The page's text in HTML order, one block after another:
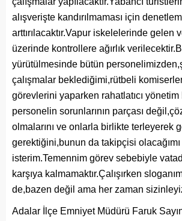
alışverişte kandırılmaması için
arttırılacaktır.Vapur iskelelerinde gelen
üzerinde kontrollere ağırlık
yürütülmesinde bütün
çalışmalar beklediğimi,rütbeli
görevlerini yaparken rahatlatıcı
personelin sorunlarının parçası
olmalarını ve onlarla birlikte terleyerek
gerektiğini,bunun da takipçisi
isterim.Temennim görev sebebiyle
karşıya kalmamaktır.Çalışırken
de,bazen değil ama her zaman
Adalar İlçe Emniyet Müdürü Faruk